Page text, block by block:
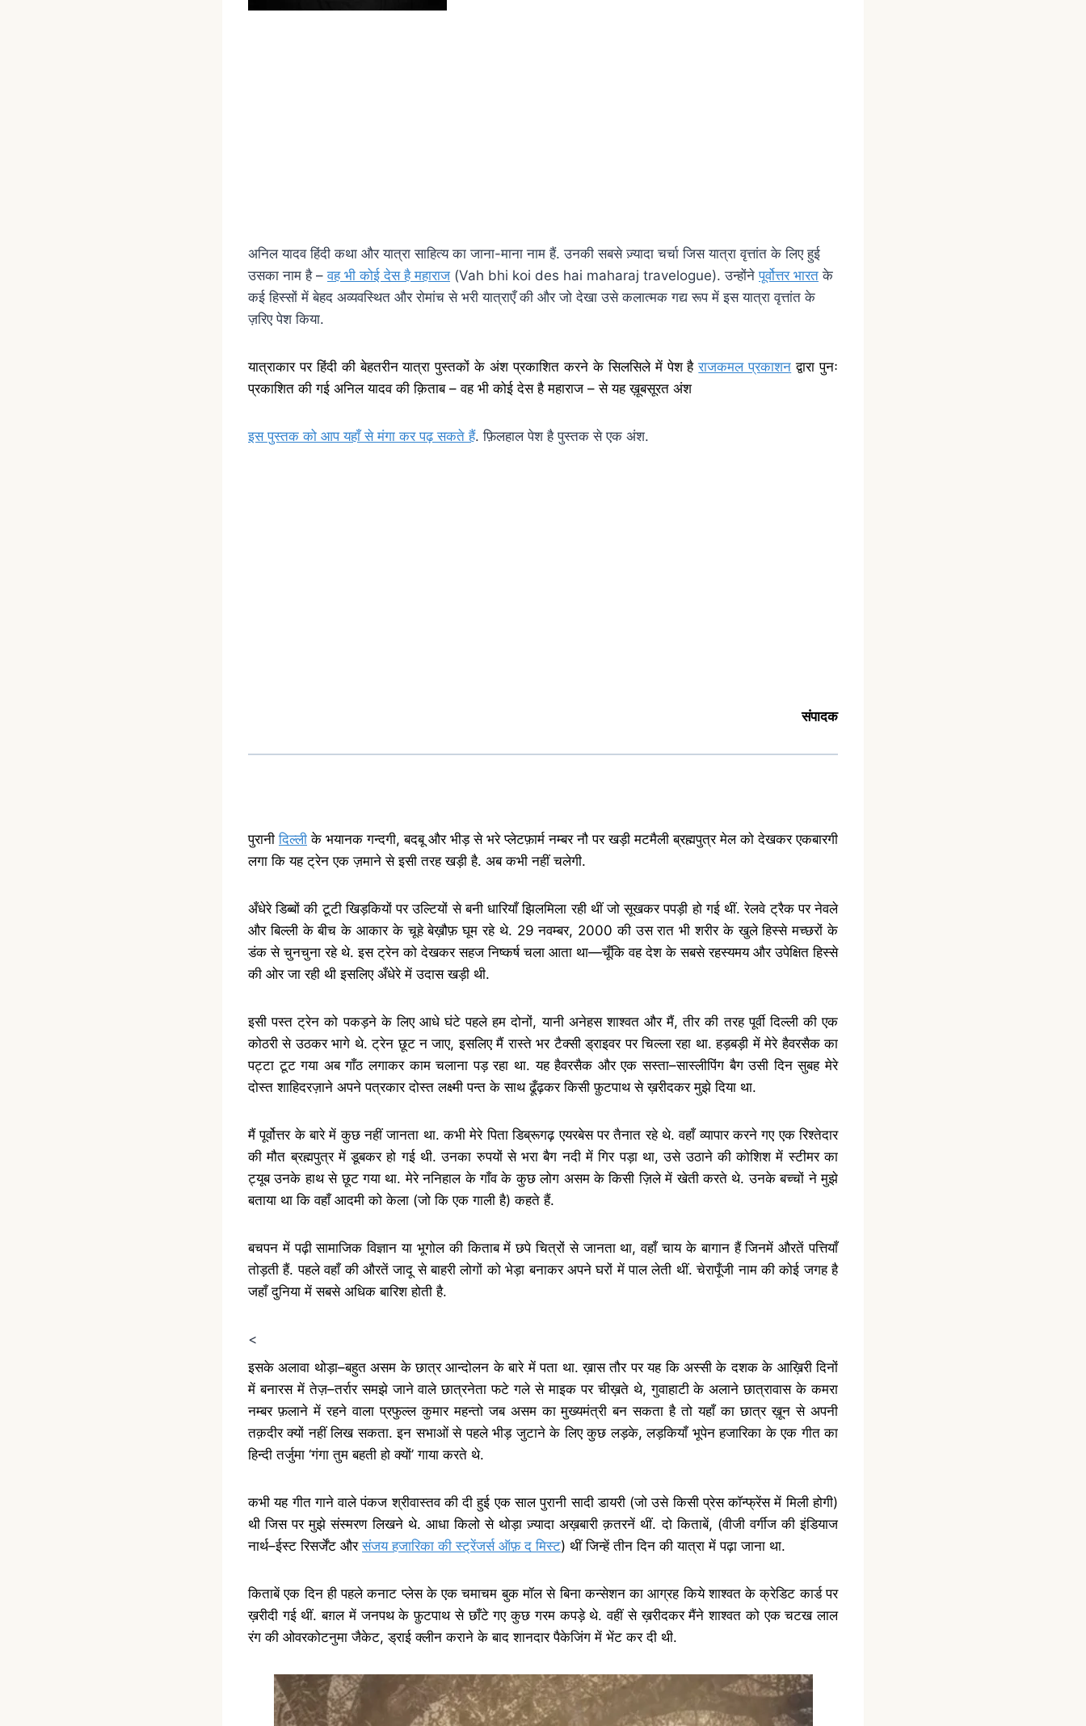
अनिल यादव हिंदी कथा और यात्रा साहित्य का जाना-माना नाम हैं. उनकी सबसे ज़्यादा चर्चा जिस यात्रा वृत्तांत के लिए हुई
उसका नाम है –वह भी कोई देस है महाराज (Vah bhi koi des hai maharaj travelogue). उन्होंनेपूर्वोत्तर भारत के
कई हिस्सों में बेहद अव्यवस्थित और रोमांच से भरी यात्राएँ की और जो देखा उसे कलात्मक गद्य रूप में इस यात्रा वृत्तांत के
ज़रिए पेश किया.
यात्राकार पर हिंदी की बेहतरीन यात्रा पुस्तकों के अंश प्रकाशित करने के सिलसिले में पेश हैराजकमल प्रकाशन द्वारा पुनः
प्रकाशित की गई अनिल यादव की क़िताब – वह भी कोई देस है महाराज – से यह ख़ूबसूरत अंश
इस पुस्तक को आप यहाँ से मंगा कर पढ़ सकते हैं. फ़िलहाल पेश है पुस्तक से एक अंश.
संपादक
पुरानीदिल्ली के भयानक गन्दगी,बदबू और भीड़ से भरे प्लेटफ़ार्म नम्बर नौ पर खड़ी मटमैली ब्रह्मपुत्र मेल को देखकर एकबारगी
लगा कि यह ट्रेन एक ज़माने से इसी तरह खड़ी है. अब कभी नहीं चलेगी.
अँधेरे डिब्बों की टूटी खिड़कियों पर उल्टियों से बनी धारियाँ झिलमिला रही थीं जो सूखकर पपड़ी हो गई थीं. रेलवे ट्रैक पर नेवले
और बिल्ली के बीच के आकार के चूहे बेख़ौफ़ घूम रहे थे. 29नवम्बर, 2000की उस रात भी शरीर के खुले हिस्से मच्छरों के
डंक से चुनचुना रहे थे. इस ट्रेन को देखकर सहज निष्कर्ष चला आता था—चूँकि वह देश के सबसे रहस्यमय और उपेक्षित हिस्से
की ओर जा रही थी इसलिए अँधेरे में उदास खड़ी थी.
इसी पस्त ट्रेन को पकड़ने के लिए आधे घंटे पहले हम दोनों,यानी अनेहस शाश्वत और मैं,तीर की तरह पूर्वी दिल्ली की एक
कोठरी से उठकर भागे थे. ट्रेन छूट न जाए,इसलिए मैं रास्ते भर टैक्सी ड्राइवर पर चिल्ला रहा था. हड़बड़ी में मेरे हैवरसैक का
पट्टा टूट गया अब गाँठ लगाकर काम चलाना पड़ रहा था. यह हैवरसैक और एक सस्ता–सास्लीपिंग बैग उसी दिन सुबह मेरे
दोस्त शाहिदरज़ाने अपने पत्रकार दोस्त लक्ष्मी पन्त के साथ ढूँढ़कर किसी फ़ुटपाथ से ख़रीदकर मुझे दिया था.
मैं पूर्वोत्तर के बारे में कुछ नहीं जानता था. कभी मेरे पिता डिब्रूगढ़ एयरबेस पर तैनात रहे थे. वहाँ व्यापार करने गए एक रिश्तेदार
की मौत ब्रह्मपुत्र में डूबकर हो गई थी. उनका रुपयों से भरा बैग नदी में गिर पड़ा था,उसे उठाने की कोशिश में स्टीमर का
ट्यूब उनके हाथ से छूट गया था. मेरे ननिहाल के गाँव के कुछ लोग असम के किसी ज़िले में खेती करते थे. उनके बच्चों ने मुझे
बताया था कि वहाँ आदमी को केला (जो कि एक गाली है)कहते हैं.
बचपन में पढ़ी सामाजिक विज्ञान या भूगोल की किताब में छपे चित्रों से जानता था,वहाँ चाय के बागान हैं जिनमें औरतें पत्तियाँ
तोड़ती हैं. पहले वहाँ की औरतें जादू से बाहरी लोगों को भेड़ा बनाकर अपने घरों में पाल लेती थीं. चेरापूँजी नाम की कोई जगह है
जहाँ दुनिया में सबसे अधिक बारिश होती है.
<
इसके अलावा थोड़ा–बहुत असम के छात्र आन्दोलन के बारे में पता था. ख़ास तौर पर यह कि अस्सी के दशक के आख़िरी दिनों
में बनारस में तेज़–तर्रार समझे जाने वाले छात्रनेता फटे गले से माइक पर चीख़ते थे,गुवाहाटी के अलाने छात्रावास के कमरा
नम्बर फ़लाने में रहने वाला प्रफुल्ल कुमार महन्तो जब असम का मुख्यमंत्री बन सकता है तो यहाँ का छात्र ख़ून से अपनी
तक़दीर क्यों नहीं लिख सकता. इन सभाओं से पहले भीड़ जुटाने के लिए कुछ लड़के,लड़कियाँ भूपेन हजारिका के एक गीत का
हिन्दी तर्जुमा ‘गंगा तुम बहती हो क्यों’गाया करते थे.
कभी यह गीत गाने वाले पंकज श्रीवास्तव की दी हुई एक साल पुरानी सादी डायरी(जो उसे किसी प्रेस काॅन्फ्रेंस में मिली होगी)
थी जिस पर मुझे संस्मरण लिखने थे. आधा किलो से थोड़ा ज़्यादा अख़बारी क़तरनें थीं. दो किताबें, (वीजी वर्गीज की इंडियाज
नार्थ–ईस्ट रिसर्जेंट औरसंजय हजारिका की स्ट्रेंजर्स ऑफ़ द मिस्ट) थीं जिन्हें तीन दिन की यात्रा में पढ़ा जाना था.
किताबें एक दिन ही पहले कनाट प्लेस के एक चमाचम बुक मॉल से बिना कन्सेशन का आग्रह किये शाश्वत के क्रेडिट कार्ड पर
ख़रीदी गई थीं. बग़ल में जनपथ के फ़ुटपाथ से छाँटे गए कुछ गरम कपड़े थे. वहीं से ख़रीदकर मैंने शाश्वत को एक चटख लाल
रंग की ओवरकोटनुमा जैकेट,ड्राई क्लीन कराने के बाद शानदार पैकेजिंग में भेंट कर दी थी.